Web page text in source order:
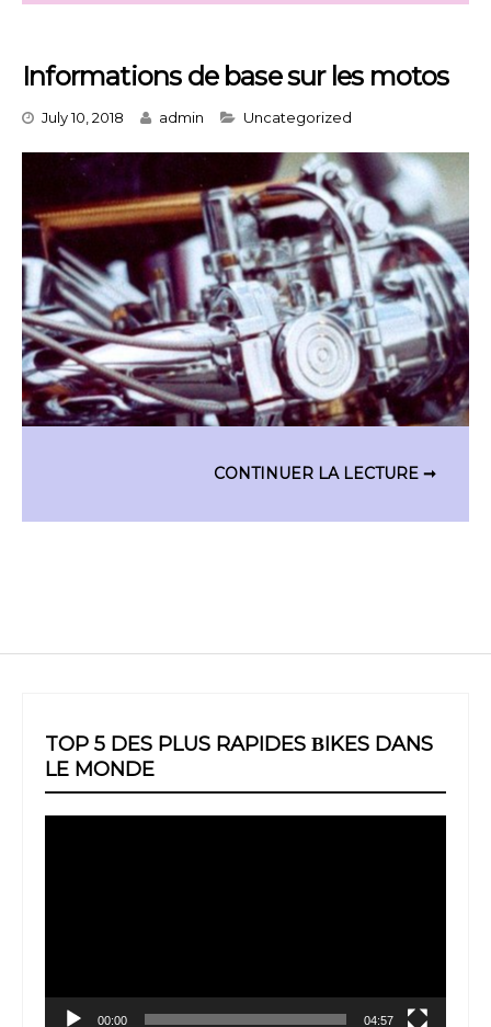
Informations de base sur les motos
July 10, 2018 admin Categories
Uncategorized
TOP 5 DES PLUS RAPIDES ΒIKES DANS
LE MONDE
00:00 04:57